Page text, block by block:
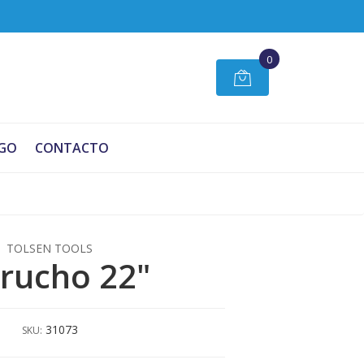
0
CONTACTO
TOLSEN TOOLS
22"
SKU: 31073